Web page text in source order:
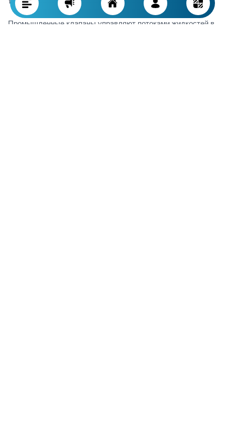
Промышленные клапаны управляют потоками жидкостей в